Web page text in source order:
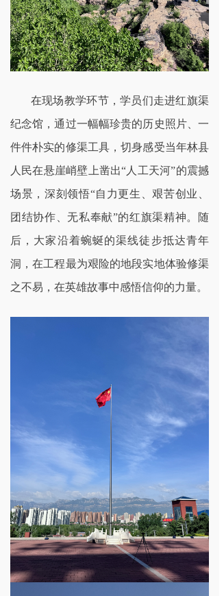
在现场教学环节，学员们走进红旗渠
纪念馆，通过一幅幅珍贵的历史照片、一
件件朴实的修渠工具，切身感受当年林县
人民在悬崖峭壁上凿出“人工天河”的震撼
场景，深刻领悟“自力更生、艰苦创业、
团结协作、无私奉献”的红旗渠精神。随
后，大家沿着蜿蜒的渠线徒步抵达青年
洞，在工程最为艰险的地段实地体验修渠
之不易，在英雄故事中感悟信仰的力量。